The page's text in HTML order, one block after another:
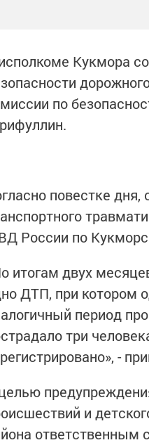
Кукмора
по
повестке дня,
России по
итогам двух
ДТП, при котором
период
три
-
и
ответственным